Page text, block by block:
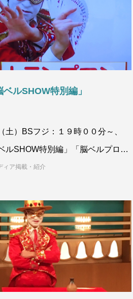
ベルSHOW特別編」
土）BSフジ：１９時００分～、
ルSHOW特別編」「脳ベルプロレ
のレスラーが登場！？
ィア掲載・紹介